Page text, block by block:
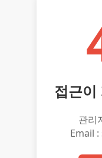
접근이
관리
Email